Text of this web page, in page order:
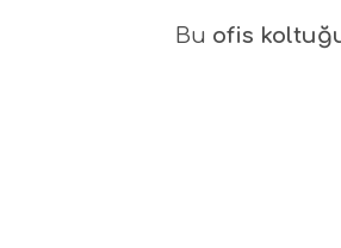
Bu ofis